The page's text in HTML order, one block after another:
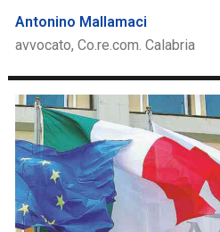
Antonino Mallamaci
avvocato, Co.re.com. Calabria